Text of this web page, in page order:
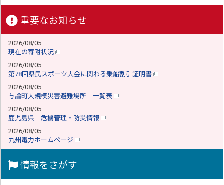
重要なお知らせ
2026/08/05
現在の寄附状況
2026/08/05
第78回県民スポーツ大会に関わる乗船割引証明書
2026/08/05
与論町大規模災害避難場所 一覧表
2026/08/05
鹿児島県 危機管理・防災情報
2026/08/05
九州電力ホームページ
情報をさがす